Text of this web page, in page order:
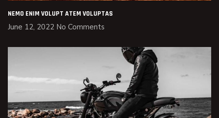
NEMO ENIM VOLUPT ATEM VOLUPTAS
June 12, 2022 No Comments